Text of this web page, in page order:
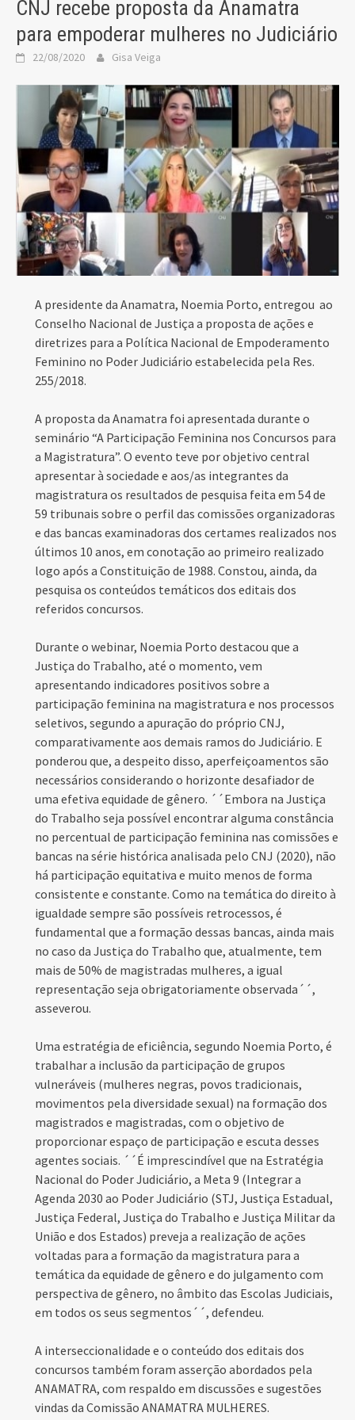
CNJ recebe proposta da Anamatra
para empoderar mulheres no Judiciário
22/08/2020 Gisa Veiga
A presidente da Anamatra, Noemia Porto, entregou ao
Conselho Nacional de Justiça a proposta de ações e
diretrizes para a Política Nacional de Empoderamento
Feminino no Poder Judiciário estabelecida pela Res.
255/2018.
A proposta da Anamatra foi apresentada durante o
seminário “A Participação Feminina nos Concursos para
a Magistratura”. O evento teve por objetivo central
apresentar à sociedade e aos/as integrantes da
magistratura os resultados de pesquisa feita em 54 de
59 tribunais sobre o perfil das comissões organizadoras
e das bancas examinadoras dos certames realizados nos
últimos 10 anos, em conotação ao primeiro realizado
logo após a Constituição de 1988. Constou, ainda, da
pesquisa os conteúdos temáticos dos editais dos
referidos concursos.
Durante o webinar, Noemia Porto destacou que a
Justiça do Trabalho, até o momento, vem
apresentando indicadores positivos sobre a
participação feminina na magistratura e nos processos
seletivos, segundo a apuração do próprio CNJ,
comparativamente aos demais ramos do Judiciário. E
ponderou que, a despeito disso, aperfeiçoamentos são
necessários considerando o horizonte desafiador de
uma efetiva equidade de gênero. ´´Embora na Justiça
do Trabalho seja possível encontrar alguma constância
no percentual de participação feminina nas comissões e
bancas na série histórica analisada pelo CNJ (2020), não
há participação equitativa e muito menos de forma
consistente e constante. Como na temática do direito à
igualdade sempre são possíveis retrocessos, é
fundamental que a formação dessas bancas, ainda mais
no caso da Justiça do Trabalho que, atualmente, tem
mais de 50% de magistradas mulheres, a igual
representação seja obrigatoriamente observada´´,
asseverou.
Uma estratégia de eficiência, segundo Noemia Porto, é
trabalhar a inclusão da participação de grupos
vulneráveis (mulheres negras, povos tradicionais,
movimentos pela diversidade sexual) na formação dos
magistrados e magistradas, com o objetivo de
proporcionar espaço de participação e escuta desses
agentes sociais. ´´É imprescindível que na Estratégia
Nacional do Poder Judiciário, a Meta 9 (Integrar a
Agenda 2030 ao Poder Judiciário (STJ, Justiça Estadual,
Justiça Federal, Justiça do Trabalho e Justiça Militar da
União e dos Estados) preveja a realização de ações
voltadas para a formação da magistratura para a
temática da equidade de gênero e do julgamento com
perspectiva de gênero, no âmbito das Escolas Judiciais,
em todos os seus segmentos´´, defendeu.
A interseccionalidade e o conteúdo dos editais dos
concursos também foram asserção abordados pela
ANAMATRA, com respaldo em discussões e sugestões
vindas da Comissão ANAMATRA MULHERES.